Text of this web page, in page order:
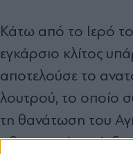
Κάτω από το Ιερό
εγκάρσιο κλίτος
αποτελούσε το
λουτρού, το οποίο
τη θανάτωση του
οθωμανική περίοδο